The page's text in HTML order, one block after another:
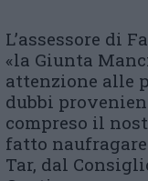
L’assessore di
«la Giunta
attenzione alle
dubbi
compreso il
fatto
Tar, dal